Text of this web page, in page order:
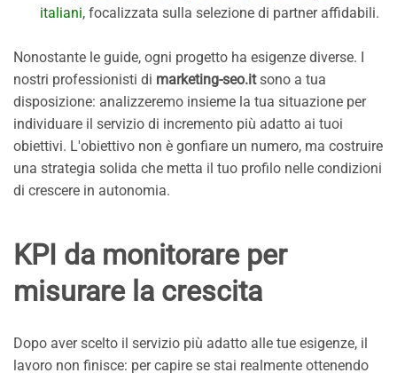
italiani, focalizzata sulla selezione di partner affidabili.
Nonostante le guide, ogni progetto ha esigenze diverse. I
nostri professionisti di marketing-seo.itsono a tua
disposizione: analizzeremo insieme la tua situazione per
individuare il servizio di incremento più adatto ai tuoi
obiettivi. L'obiettivo non è gonfiare un numero, ma costruire
una strategia solida che metta il tuo profilo nelle condizioni
di crescere in autonomia.
KPI da monitorare per
misurare la crescita
Dopo aver scelto il servizio più adatto alle tue esigenze, il
lavoro non finisce: per capire se stai realmente ottenendo